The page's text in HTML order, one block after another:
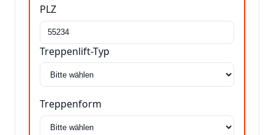
PLZ
Treppenlift-Typ
Treppenform